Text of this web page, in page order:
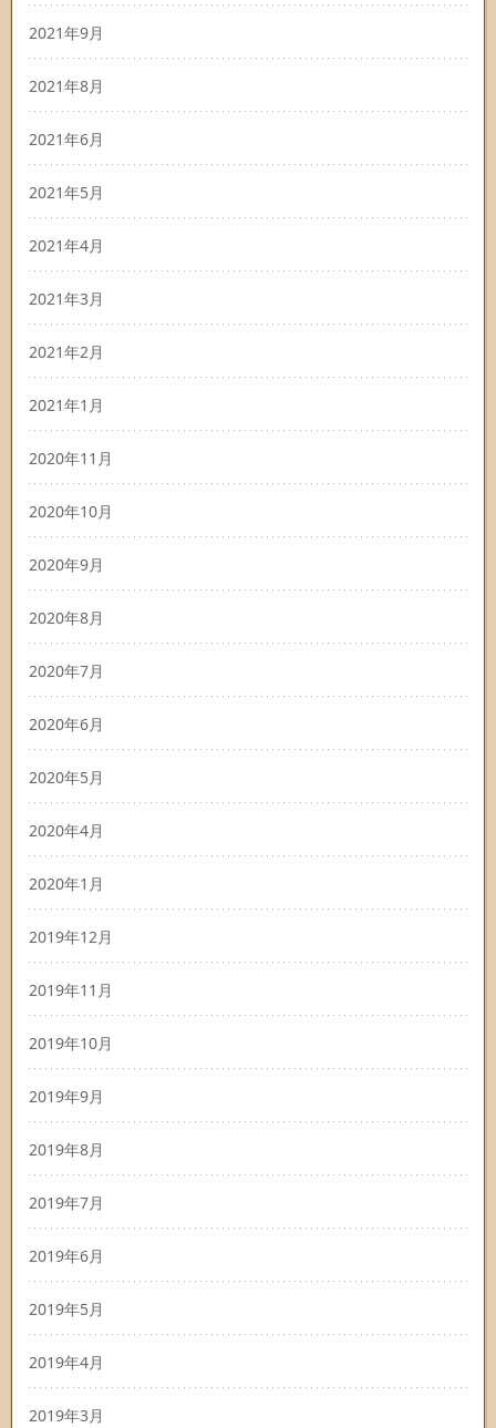
2021年9月
2021年8月
2021年6月
2021年5月
2021年4月
2021年3月
2021年2月
2021年1月
2020年11月
2020年10月
2020年9月
2020年8月
2020年7月
2020年6月
2020年5月
2020年4月
2020年1月
2019年12月
2019年11月
2019年10月
2019年9月
2019年8月
2019年7月
2019年6月
2019年5月
2019年4月
2019年3月